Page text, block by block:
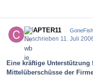
CHAPTER11
Geschrieben 11. Juli
Eine kräftige
Mittelüberschüsse der